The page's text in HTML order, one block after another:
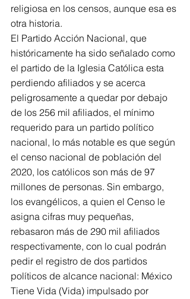
religiosa en los censos, aunque esa es
otra historia.
El Partido Acción Nacional, que
históricamente ha sido señalado como
el partido de la Iglesia Católica esta
perdiendo afiliados y se acerca
peligrosamente a quedar por debajo
de los 256 mil afiliados, el mínimo
requerido para un partido político
nacional, lo más notable es que según
el censo nacional de población del
2020, los católicos son más de 97
millones de personas. Sin embargo,
los evangélicos, a quien el Censo le
asigna cifras muy pequeñas,
rebasaron más de 290 mil afiliados
respectivamente, con lo cual podrán
pedir el registro de dos partidos
políticos de alcance nacional: México
Tiene Vida (Vida) impulsado por